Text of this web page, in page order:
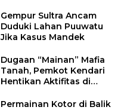
Kadin
Gempur Sultra Ancam
Duduki Lahan Puuwatu
Jika Kasus Mandek
Dugaan “Mainan” Mafia
Tanah, Pemkot Kendari
Hentikan Aktifitas di
Permainan Kotor di Balik